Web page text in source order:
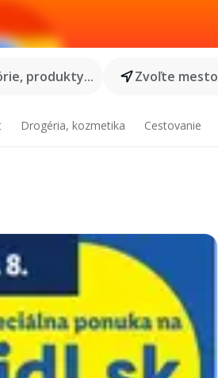
produkty...
Zvoľte mesto
Drogéria, kozmetika Cestovanie